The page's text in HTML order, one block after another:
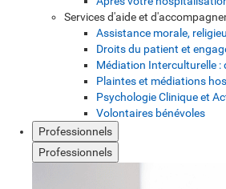
Services d'aide et
Assistance morale,
Droits du patient et
Médiation Interculturelle :
Plaintes et médiations
Psychologie Clinique et
Volontaires bénévoles
Professionnels
Professionnels